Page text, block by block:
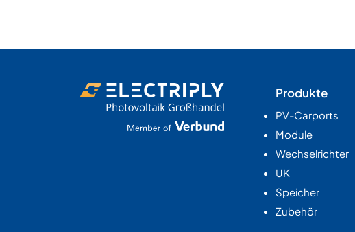
Produkte
PV-Carports
Module
Wechselrichter
UK
Speicher
Zubehör